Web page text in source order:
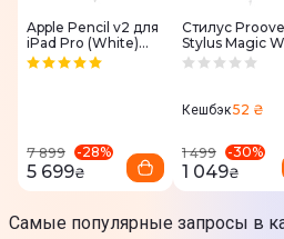
Тип оперативной памяти
DDR4
Объем HDD
Apple Pencil v2 для
iPad Pro (White)
MU8F2
7 899 -28%
5 699₴
Стилус Proove
Stylus Magic
ASP-02
Version
Кешбэк52 ₴
1 499 -30%
1 049₴
Самые популярные запросы в